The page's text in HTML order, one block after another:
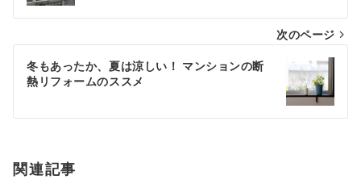
ナ
ビ
ゲ
ー
シ
ン
次のページ
冬もあったか、夏は涼しい！ マンションの断
熱リフォームのススメ
関連記事